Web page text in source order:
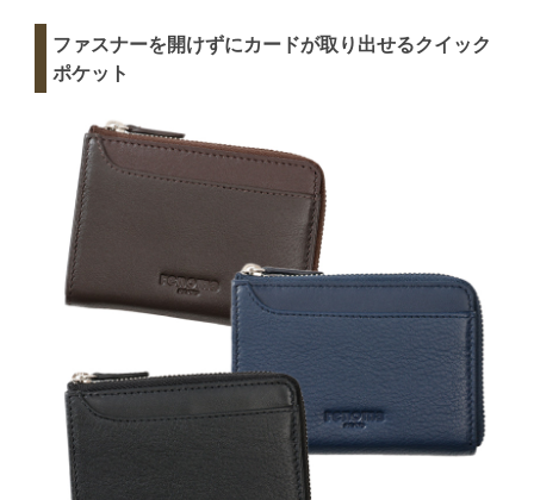
ファスナーを開けずにカードが取り出せるクイック
ポケット